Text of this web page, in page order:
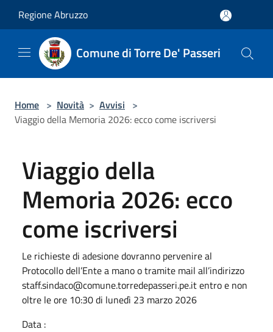
Regione Abruzzo
Comune di Torre De' Passeri
Home > Novità > Avvisi >
Viaggio della Memoria 2026: ecco come iscriversi
Viaggio della
Memoria 2026: ecco
come iscriversi
Le richieste di adesione dovranno pervenire al
Protocollo dell’Ente a mano o tramite mail all’indirizzo
staff.sindaco@comune.torredepasseri.pe.it entro e non
oltre le ore 10:30 di lunedì 23 marzo 2026
Data :